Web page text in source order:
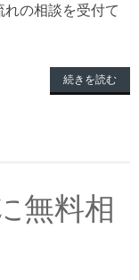
の相談を受付て
続きを読む
無料相